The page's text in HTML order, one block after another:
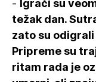
- Igrači su
težak dan.
zato su
Pripreme su
ritam rada je